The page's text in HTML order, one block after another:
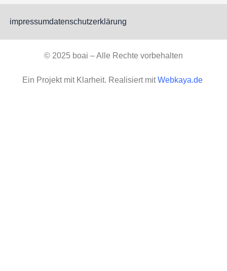
impressumdatenschutzerklärung
© 2025 boai – Alle Rechte vorbehalten
Ein Projekt mit Klarheit. Realisiert mitWebkaya.de